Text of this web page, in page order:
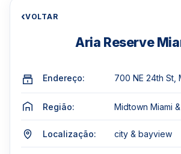
‹VOLTAR
Aria Reserve
Endereço: 700 NE 24th St,
Região: Midtown Miami
Localização: city & bayview